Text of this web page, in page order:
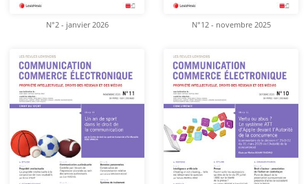
N°2 - janvier 2026 N°12 - novembre 2025